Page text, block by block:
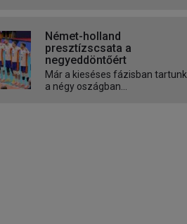
Német-holland
presztízscsata a
negyeddöntőért
Már a kieséses fázisban tartunk
a négy oszágban...